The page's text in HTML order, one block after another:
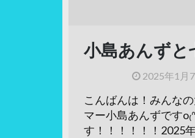
小島あんず
2025年1月
こんばんは！みんな
マー小島あんずです
す！！！！！！2025